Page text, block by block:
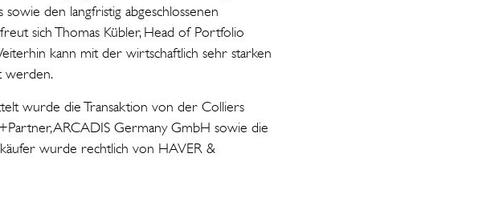
den langfristig abgeschlossenen
sich Thomas Kübler, Head of Portfolio
kann mit der wirtschaftlich sehr starken
werden.
wurde die Transaktion von der Colliers
ARCADIS Germany GmbH sowie die
wurde rechtlich von HAVER &